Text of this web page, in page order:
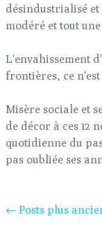
désindustrialisé
modéré et tout
L'envahissement
frontières, ce
Misère sociale et
de décor à ces 12
quotidienne du
pas oubliée ses
← Posts plus